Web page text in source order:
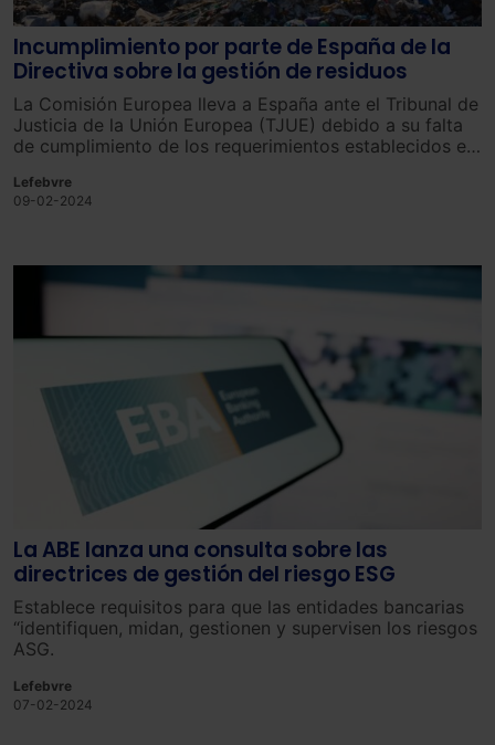
Incumplimiento por parte de España de la
Directiva sobre la gestión de residuos
L a Comisión Europea lleva a España ante el Tribunal de
Justicia de la Unión Europea (TJUE) debido a su falta
de cumplimiento de los requerimientos establecidos en
2008/98/CE
Lefebvre
09-02-2024
La ABE lanza una consulta sobre las
directrices de gestión del riesgo ESG
Establece requisitos para que las entidades bancarias
“identifiquen, midan, gestionen y supervisen los riesgos
ASG.
Lefebvre
07-02-2024